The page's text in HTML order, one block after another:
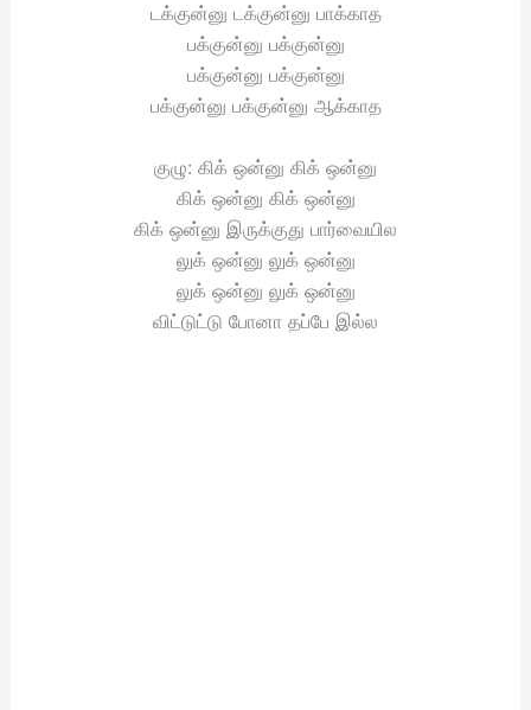
டக்குன்னு டக்குன்னு பாக்காத
பக்குன்னு பக்குன்னு
பக்குன்னு பக்குன்னு
பக்குன்னு பக்குன்னு ஆக்காத
குழு: கிக் ஒன்னு கிக் ஒன்னு
கிக் ஒன்னு கிக் ஒன்னு
கிக் ஒன்னு இருக்குது பார்வையில
லுக் ஒன்னு லுக் ஒன்னு
லுக் ஒன்னு லுக் ஒன்னு
விட்டுட்டு போனா தப்பே இல்ல